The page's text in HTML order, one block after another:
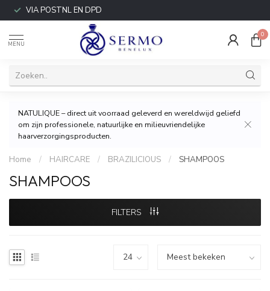
VIA POSTNL EN DPD
MENU
0
NATULIQUE – direct uit voorraad geleverd en wereldwijd geliefd
om zijn professionele, natuurlijke en milieuvriendelijke
haarverzorgingsproducten.
Home / HAIRCARE / BRAZILICIOUS / SHAMPOOS
SHAMPOOS
FILTERS